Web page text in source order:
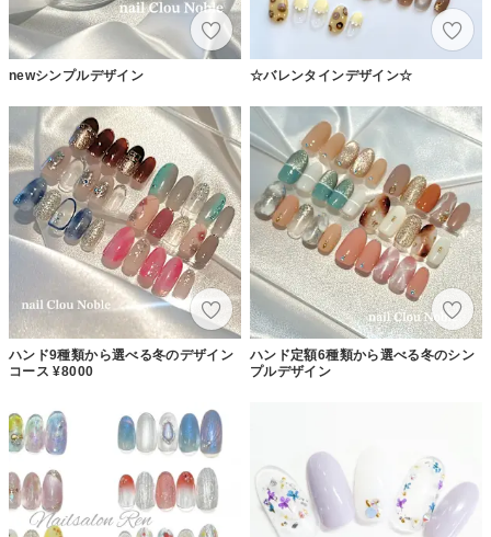
newシンプルデザイン ☆バレンタインデザイン☆
ハンド9種類から選べる冬のデザイン
コース ¥8000
ハンド定額6種類から選べる冬のシン
プルデザイン